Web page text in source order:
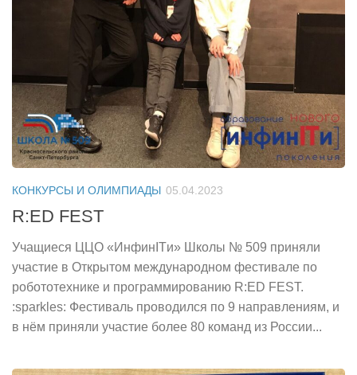
КОНКУРСЫ И ОЛИМПИАДЫ 05.04.2023
R:ED FEST
Учащиеся ЦЦО «ИнфинITи» Школы № 509 приняли
участие в Открытом международном фестивале по
робототехнике и программированию R:ED FEST.
:sparkles: Фестиваль проводился по 9 направлениям, и
в нём приняли участие более 80 команд из России...